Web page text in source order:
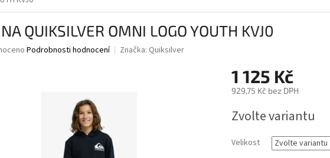
QUIKSILVER OMNI LOGO YOUTH KVJ0
Podrobnosti hodnocení Značka: Quiksilver
1 125 Kč
929,75 Kč bez DPH
cena:
Zvolte variantu
Velikost